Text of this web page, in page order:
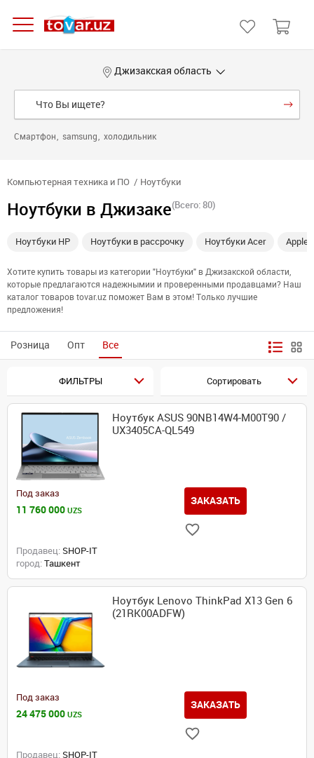
Джизакская область
Смартфон samsung холодильник
Компьютерная техника и ПО Ноутбуки
Ноутбуки в Джизаке(Всего: 80)
Ноутбуки HP Ноутбуки в рассрочку Ноутбуки Acer Apple
Хотите купить товары из категории "Ноутбуки" в Джизакской области,
которые предлагаются надежнымии и проверенными продавцами? Наш
каталог товаров tovar.uz поможет Вам в этом! Только лучшие
предложения!
Розница Опт Все
ФИЛЬТРЫ Сортировать
Ноутбук ASUS 90NB14W4-M00T90 /
UX3405CA-QL549
Под заказ
11 760 000 UZS
ЗАКАЗАТЬ
Продавец: SHOP-IT
город: Ташкент
Ноутбук Lenovo ThinkPad X13 Gen 6
(21RK00ADFW)
Под заказ
24 475 000 UZS
ЗАКАЗАТЬ
Продавец: SHOP-IT